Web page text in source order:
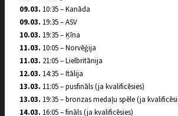
09.03. 10:35 – Kanāda
09.03. 19:35 – ASV
10.03. 19:35 – Ķīna
11.03. 10:05 – Norvēģija
11.03. 21:05 – Lielbritānija
12.03. 14:35 – Itālija
13.03. 11:05 – pusfināls (ja kvalificēsies)
13.03. 19:35 – bronzas medaļu spēle (ja
14.03. 16:05 – fināls (ja kvalificēsies)